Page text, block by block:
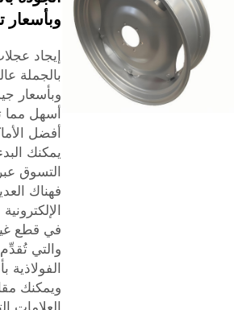
وبأسعار
إيجاد
بالجملة
وبأسعار
أسهل مما
أفضل
يمكنك
التسوق
فهناك
في قطع
والتي
الفولاذية
ويمكنك